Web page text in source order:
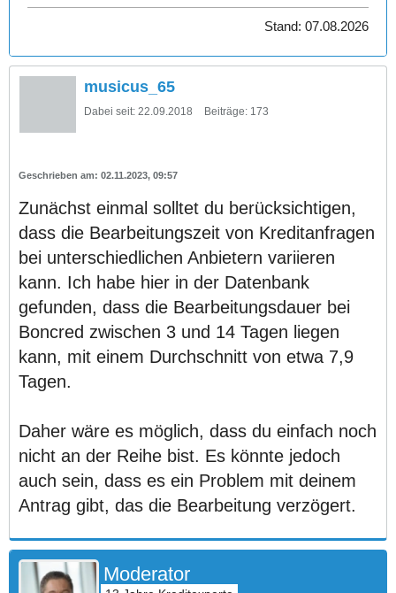
Stand: 07.08.2026
musicus_65
Dabei seit: 22.09.2018 Beiträge: 173
02.11.2023, 09:57
Zunächst einmal solltet du berücksichtigen,
dass die Bearbeitungszeit von Kreditanfragen
bei unterschiedlichen Anbietern variieren
kann. Ich habe hier in der Datenbank
gefunden, dass die Bearbeitungsdauer bei
Boncred zwischen 3 und 14 Tagen liegen
kann, mit einem Durchschnitt von etwa 7,9
Tagen.
Daher wäre es möglich, dass du einfach noch
nicht an der Reihe bist. Es könnte jedoch
auch sein, dass es ein Problem mit deinem
Antrag gibt, das die Bearbeitung verzögert.
Moderator